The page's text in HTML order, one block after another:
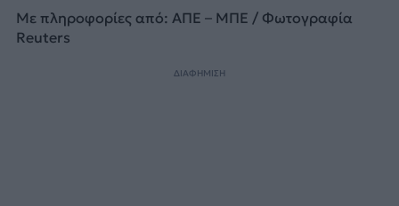
Με πληροφορίες από: ΑΠΕ – ΜΠΕ / Φωτογραφία
Reuters
ΔΙΑΦΗΜΙΣΗ